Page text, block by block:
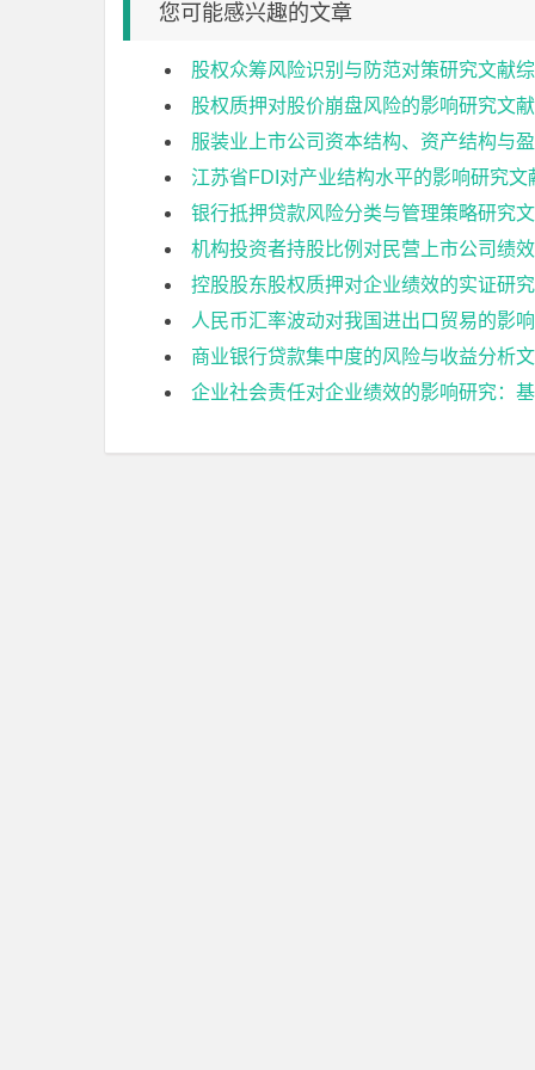
您可能感兴趣的文章
股权众筹风险识别与防范对策研究文献
股权质押对股价崩盘风险的影响研究文
服装业上市公司资本结构、资产结构与
江苏省FDI对产业结构水平的影响研究文
银行抵押贷款风险分类与管理策略研究
机构投资者持股比例对民营上市公司绩
控股股东股权质押对企业绩效的实证研
人民币汇率波动对我国进出口贸易的影
商业银行贷款集中度的风险与收益分析
企业社会责任对企业绩效的影响研究：